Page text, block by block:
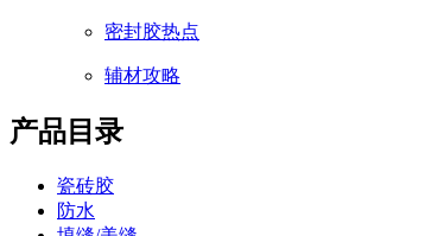
密封胶热点
辅材攻略
产品目录
瓷砖胶
防水